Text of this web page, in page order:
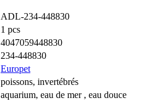
ADL-234-448830
1 pcs
4047059448830
234-448830
Europet
poissons, invertébrés
aquarium, eau de mer , eau douce